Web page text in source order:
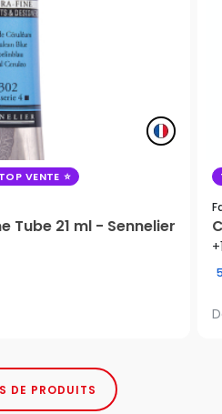
TOP VENTE
Tube 21 ml - Sennelier
DE PRODUITS